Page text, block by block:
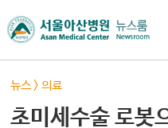
뉴스 >의료
초미세수술 로봇